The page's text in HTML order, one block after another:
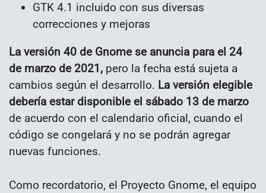
GTK 4.1 incluido con sus diversas
correcciones y mejoras
La versión 40 de Gnome se anuncia para el 24
de marzo de 2021, pero la fecha está sujeta a
cambios según el desarrollo. La versión elegible
debería estar disponible el sábado 13 de marzo
de acuerdo con el calendario oficial, cuando el
código se congelará y no se podrán agregar
nuevas funciones.
Como recordatorio, el Proyecto Gnome, el equipo